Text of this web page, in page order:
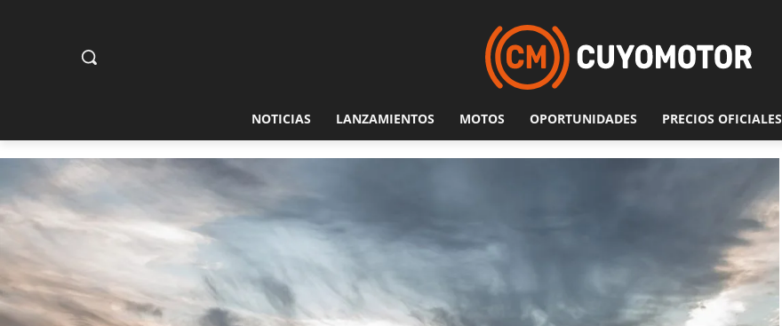
NOTICIAS LANZAMIENTOS MOTOS OPORTUNIDADES PRECIOS OFICIALES